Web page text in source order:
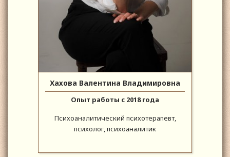
Хахова Валентина Владимировна
Опыт работы с 2018 года
Психоаналитический психотерапевт,
психолог, психоаналитик